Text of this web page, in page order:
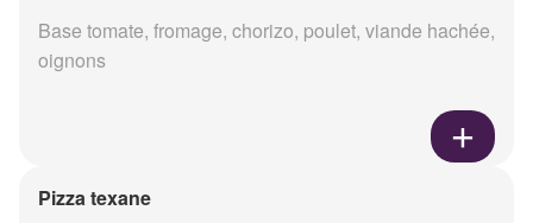
Base tomate, fromage, chorizo, poulet, viande hachée,
oignons
Pizza texane